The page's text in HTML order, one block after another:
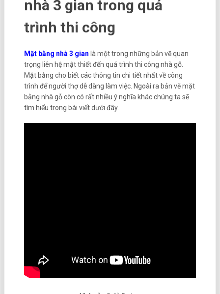
nhà 3 gian trong quá
trình thi công
Mặt bằng nhà 3 gian là một trong những bản vẽ quan
trọng liên hệ mật thiết đến quá trình thi công nhà gỗ.
Mặt bằng cho biết các thông tin chi tiết nhất về công
trình để người thợ dễ dàng làm việc. Ngoài ra bản vẽ mặt
bằng nhà gỗ còn có rất nhiều ý nghĩa khác chúng ta sẽ
tìm hiểu trong bài viết dưới đây.